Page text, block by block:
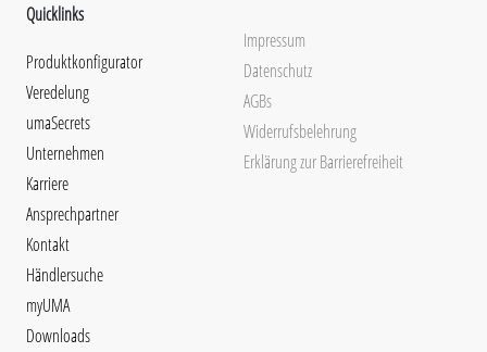
Quicklinks
Produktkonfigurator
Veredelung
umaSecrets
Unternehmen
Karriere
Ansprechpartner
Kontakt
Händlersuche
myUMA
Downloads
Impressum
Datenschutz
AGBs
Widerrufsbelehrung
Erklärung zur Barrierefreiheit